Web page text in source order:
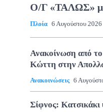
Ο/Γ «ΤΑΛΩΣ»
Πλοία 6 Αυγούστου 2026
Ανακοίνωση από
Κώττη στην
Ανακοινώσεις 6
Σίφνος: Κατσικάκι